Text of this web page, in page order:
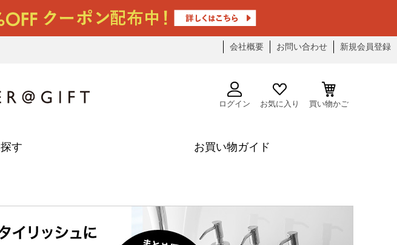
会社概要 お問い合わせ 新規会員登録
ログイン お気に入り 買い物かご
す お買い物ガイド